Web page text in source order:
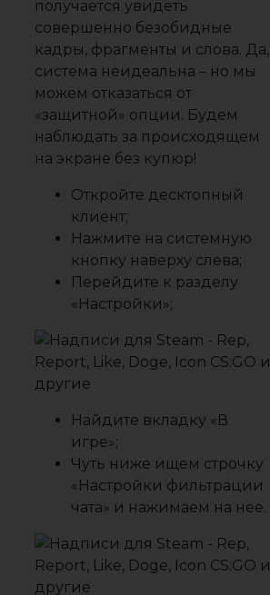
получается увидеть
совершенно безобидные
кадры, фрагменты и слова. Да,
система неидеальна – но мы
можем отказаться от
«защитной» опции. Будем
наблюдать за происходящем
на экране без купюр!
Откройте десктопный
клиент;
Нажмите на системную
кнопку наверху слева;
Перейдите к разделу
«Настройки»;
Найдите вкладку «В
игре»;
Чуть ниже ищем строчку
«Настройки фильтрации
чата» и нажимаем на нее.